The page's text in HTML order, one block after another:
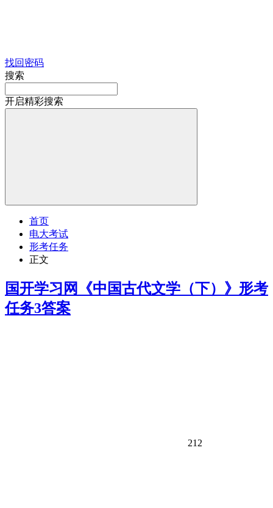
找回密码
搜索
开启精彩搜索
首页
电大考试
形考任务
正文
国开学习网《中国古代文学（下）》形考
任务3答案
212